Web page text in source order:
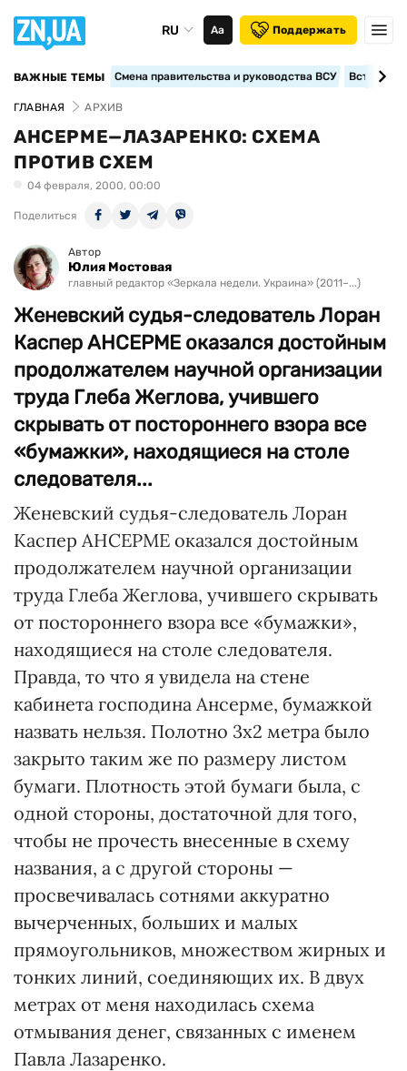
RU Аа Поддержать
ВАЖНЫЕ ТЕМЫ Смена правительства и руководства ВСУ
ГЛАВНАЯ АРХИВ
АНСЕРМЕ—ЛАЗАРЕНКО: СХЕМА
ПРОТИВ СХЕМ
04 февраля, 2000, 00:00
Поделиться
Автор
Юлия Мостовая
главный редактор «Зеркала недели. Украина» (2011–...)
Женевский судья-следователь Лоран
Каспер АНСЕРМЕ оказался достойным
продолжателем научной организации
труда Глеба Жеглова, учившего
скрывать от постороннего взора все
«бумажки», находящиеся на столе
следователя...
Женевский судья-следователь Лоран
Каспер АНСЕРМЕ оказался достойным
продолжателем научной организации
труда Глеба Жеглова, учившего скрывать
от постороннего взора все «бумажки»,
находящиеся на столе следователя.
Правда, то что я увидела на стене
кабинета господина Ансерме, бумажкой
назвать нельзя. Полотно 3х2 метра было
закрыто таким же по размеру листом
бумаги. Плотность этой бумаги была, с
одной стороны, достаточной для того,
чтобы не прочесть внесенные в схему
названия, а с другой стороны —
просвечивалась сотнями аккуратно
вычерченных, больших и малых
прямоугольников, множеством жирных и
тонких линий, соединяющих их. В двух
метрах от меня находилась схема
отмывания денег, связанных с именем
Павла Лазаренко.